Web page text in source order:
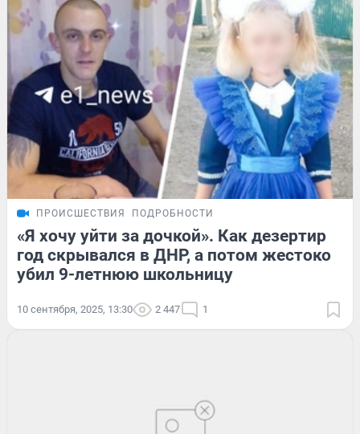
ПРОИСШЕСТВИЯ ПОДРОБНОСТИ
«Я хочу уйти за дочкой». Как дезертир
год скрывался в ДНР, а потом жестоко
убил 9-летнюю школьницу
10 сентября, 2025, 13:30 2 447 1